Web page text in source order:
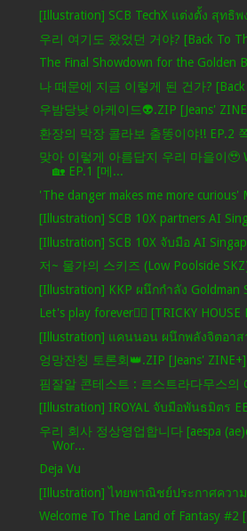
[Illustration] SCB TechX แต่งตั้ง สุทธิ
우리 여기도 왔었던 거야? [Back To
The Final Showdown for the Golden
나 때문에 지금 이렇게 된 건가? [Back
우밤당낮 아케이드👽.ZIP [Jeans'
환장의 막장 콜라보 출똥이야!! EP.2
맞아 이렇게 아름답지 우리 마을이🥹
🏡 EP.1 [메...
'The danger makes me more curious'
[Illustration] SCB 10X partners AI
[Illustration] SCB 10X จับมือ AI
저~ 물가의 스키즈 (Low Poolside
[Illustration] KKP ผนึกกำลัง Goldman
Let's play forever🤸‍♀️ [TRICKY HOUSE
[Illustration] แคนนอน ผนึกพลังจิตอาส
엉망잔칭 토론회👑.ZIP [Jeans' ZINE+]
핌잘알 콘테스트 : 르스트라다무스의
[Illustration] IROYAL จับมือพันธมิตร
우리 회사 정상영업합니다 [aespa
Wor...
Deja Vu
[Illustration] ไทยพาณิชย์ประกาศควา
Welcome To The Land of Fantasy #2